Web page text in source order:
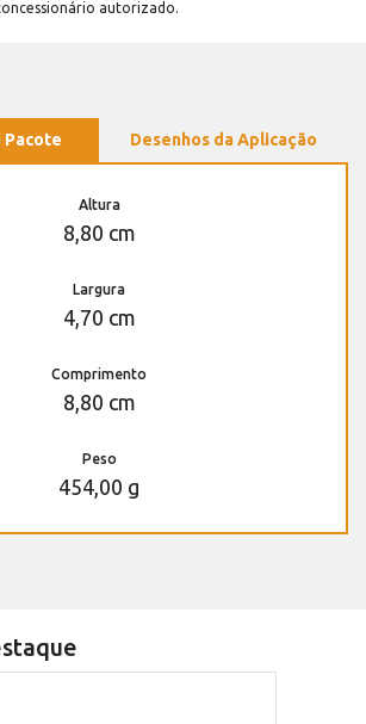
autorizado.
Pacote Desenhos da Aplicação
Altura
8,80 cm
Largura
4,70 cm
Comprimento
8,80 cm
Peso
454,00 g